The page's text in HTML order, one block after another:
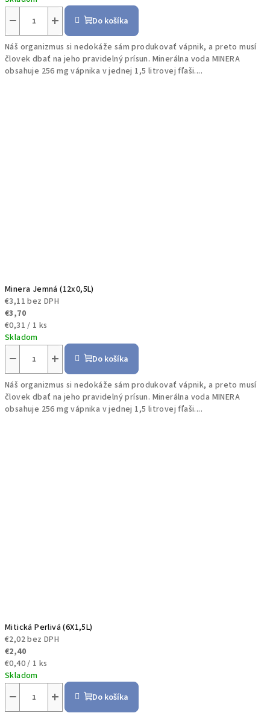
+
− Do košíka
Náš organizmus si nedokáže sám produkovať vápnik, a preto musí
človek dbať na jeho pravidelný prísun. Minerálna voda MINERA
obsahuje 256 mg vápnika v jednej 1,5 litrovej fľaši....
Minera Jemná (12x0,5L)
€3,11 bez DPH
€3,70
Jednotková
cena:
€0,31 / 1 ks
Skladom
+
− Do košíka
Náš organizmus si nedokáže sám produkovať vápnik, a preto musí
človek dbať na jeho pravidelný prísun. Minerálna voda MINERA
obsahuje 256 mg vápnika v jednej 1,5 litrovej fľaši....
Mitická Perlivá (6X1,5L)
€2,02 bez DPH
€2,40
Jednotková
cena:
€0,40 / 1 ks
Skladom
+
− Do košíka